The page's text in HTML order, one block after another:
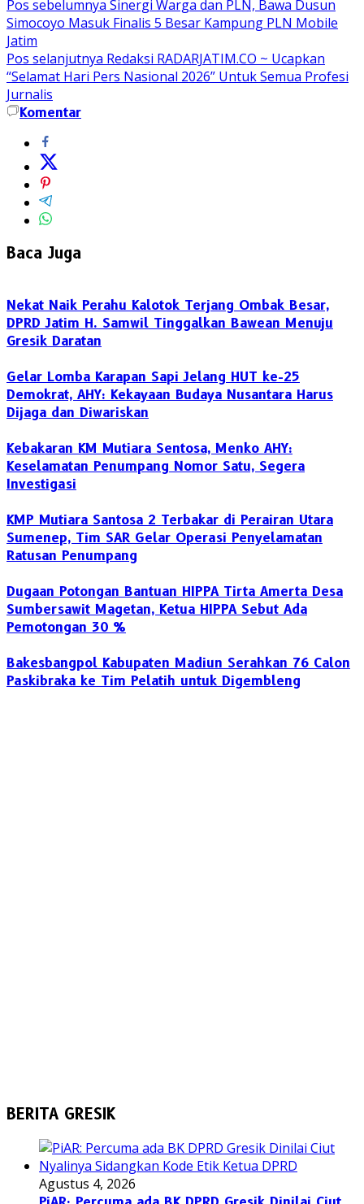
Pos sebelumnya Sinergi Warga dan PLN, Bawa Dusun
Simocoyo Masuk Finalis 5 Besar Kampung PLN Mobile
Jatim
Pos selanjutnya Redaksi RADARJATIM.CO ~ Ucapkan
“Selamat Hari Pers Nasional 2026” Untuk Semua Profesi
Jurnalis
Komentar
Baca Juga
Nekat Naik Perahu Kalotok Terjang Ombak Besar,
DPRD Jatim H. Samwil Tinggalkan Bawean Menuju
Gresik Daratan
Gelar Lomba Karapan Sapi Jelang HUT ke-25
Demokrat, AHY: Kekayaan Budaya Nusantara Harus
Dijaga dan Diwariskan
Kebakaran KM Mutiara Sentosa, Menko AHY:
Keselamatan Penumpang Nomor Satu, Segera
Investigasi
KMP Mutiara Santosa 2 Terbakar di Perairan Utara
Sumenep, Tim SAR Gelar Operasi Penyelamatan
Ratusan Penumpang
Dugaan Potongan Bantuan HIPPA Tirta Amerta Desa
Sumbersawit Magetan, Ketua HIPPA Sebut Ada
Pemotongan 30 %
Bakesbangpol Kabupaten Madiun Serahkan 76 Calon
Paskibraka ke Tim Pelatih untuk Digembleng
BERITA GRESIK
Agustus 4, 2026